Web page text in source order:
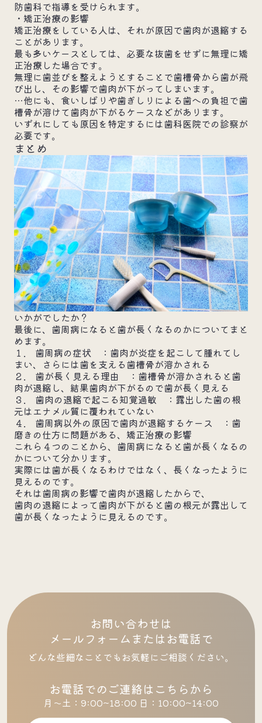
防歯科で指導を受けられます。
・矯正治療の影響
矯正治療をしている人は、それが原因で歯肉が退縮する
ことがあります。
最も多いケースとしては、必要な抜歯をせずに無理に矯
正治療した場合です。
無理に歯並びを整えようとすることで歯槽骨から歯が飛
び出し、その影響で歯肉が下がってしまいます。
…他にも、食いしばりや歯ぎしりによる歯への負担で歯
槽骨が溶けて歯肉が下がるケースなどがあります。
いずれにしても原因を特定するには歯科医院での診察が
必要です。
まとめ
いかがでしたか？
最後に、歯周病になると歯が長くなるのかについてまと
めます。
１. 歯周病の症状 ：歯肉が炎症を起こして腫れてし
まい、さらには歯を支える歯槽骨が溶かされる
２. 歯が長く見える理由 ：歯槽骨が溶かされると歯
肉が退縮し、結果歯肉が下がるので歯が長く見える
３. 歯肉の退縮で起こる知覚過敏 ：露出した歯の根
元はエナメル質に覆われていない
４. 歯周病以外の原因で歯肉が退縮するケース ：歯
磨きの仕方に問題がある、矯正治療の影響
これら４つのことから、歯周病になると歯が長くなるの
かについて分かります。
実際には歯が長くなるわけではなく、長くなったように
見えるのです。
それは歯周病の影響で歯肉が退縮したからで、
歯肉の退縮によって歯肉が下がると歯の根元が露出して
歯が長くなったように見えるのです。
お問い合わせは
メールフォームまたはお電話で
どんな些細なことでもお気軽にご相談ください。
お電話でのご連絡はこちらから
月～土：9:00~18:00 日：10:00~14:00